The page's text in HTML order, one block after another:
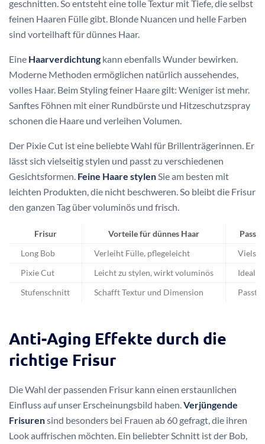
geschnitten. So entsteht eine tolle Textur mit Tiefe, die selbst
feinen Haaren Fülle gibt. Blonde Nuancen und helle Farben
sind vorteilhaft für dünnes Haar.
Eine Haarverdichtung kann ebenfalls Wunder bewirken.
Moderne Methoden ermöglichen natürlich aussehendes,
volles Haar. Beim Styling feiner Haare gilt: Weniger ist mehr.
Sanftes Föhnen mit einer Rundbürste und Hitzeschutzspray
schonen die Haare und verleihen Volumen.
Der Pixie Cut ist eine beliebte Wahl für Brillenträgerinnen. Er
lässt sich vielseitig stylen und passt zu verschiedenen
Gesichtsformen. Feine Haare stylenSie am besten mit
leichten Produkten, die nicht beschweren. So bleibt die Frisur
den ganzen Tag über voluminös und frisch.
Frisur Vorteile für dünnes Haar
Long Bob Verleiht Fülle, pflegeleicht
Pixie Cut Leicht zu stylen, wirkt voluminös Ideal
Stufenschnitt Schafft Textur und Dimension Passt
Anti-Aging Effekte durch die
richtige Frisur
Die Wahl der passenden Frisur kann einen erstaunlichen
Einfluss auf unser Erscheinungsbild haben. Verjüngende
Frisurensind besonders bei Frauen ab 60 gefragt, die ihren
Look auffrischen möchten. Ein beliebter Schnitt ist der Bob,